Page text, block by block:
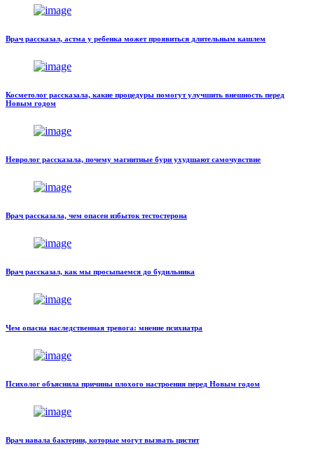
Врач рассказал, астма у ребенка может проявиться длительным кашлем
Косметолог рассказала, какие процедуры помогут улучшить внешность перед
Новым годом
Невролог рассказала, почему магнитные бури ухудшают самочувствие
Врач рассказала, чем опасен избыток тестостерона
Врач рассказал, как мы просыпаемся до будильника
Чем опасна наследственная тревога: мнение психиатра
Психолог объяснила причины плохого настроения перед Новым годом
Врач навала бактерии, которые могут вызвать цистит